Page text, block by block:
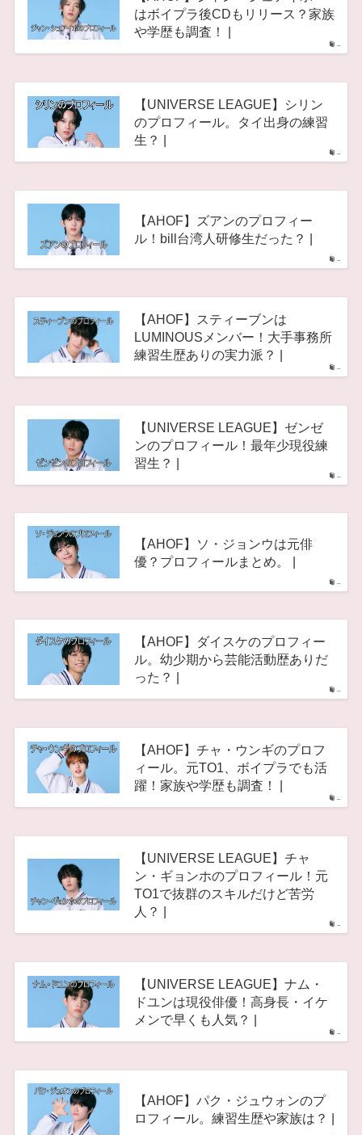
–
はボイプラ後CDもリリース？家族
や学歴も調査！ |
–
【UNIVERSE LEAGUE】シリン
のプロフィール。タイ出身の練習
生？ |
–
【AHOF】ズアンのプロフィー
ル！bill台湾人研修生だった？ |
–
【AHOF】スティーブンは
LUMINOUSメンバー！大手事務所
練習生歴ありの実力派？ |
–
【UNIVERSE LEAGUE】ゼンゼ
ンのプロフィール！最年少現役練
習生？ |
–
【AHOF】ソ・ジョンウは元俳
優？プロフィールまとめ。 |
–
【AHOF】ダイスケのプロフィー
ル。幼少期から芸能活動歴ありだ
った？ |
–
【AHOF】チャ・ウンギのプロフ
ィール。元TO1、ボイプラでも活
躍！家族や学歴も調査！ |
–
【UNIVERSE LEAGUE】チャ
ン・ギョンホのプロフィール！元
TO1で抜群のスキルだけど苦労
人？ |
–
【UNIVERSE LEAGUE】ナム・
ドユンは現役俳優！高身長・イケ
メンで早くも人気？ |
【AHOF】パク・ジュウォンのプ
ロフィール。練習生歴や家族は？ |